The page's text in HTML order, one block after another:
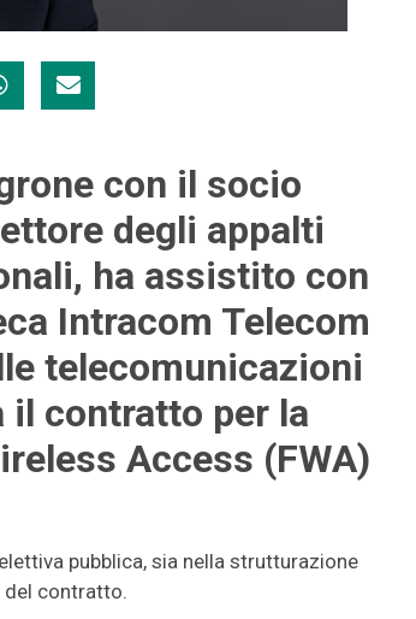
con il socio
degli appalti
ha assistito con
Intracom Telecom
telecomunicazioni
il contratto per la
Access (FWA)
pubblica, sia nella strutturazione
del contratto.